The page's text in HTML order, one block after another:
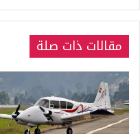
مقالات ذات صلة